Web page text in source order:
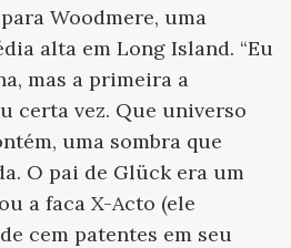
Woodmere, uma
alta em Long Island. “Eu
mas a primeira a
certa vez. Que universo
uma sombra que
O pai de Glück era um
a faca X-Acto (ele
cem patentes em seu